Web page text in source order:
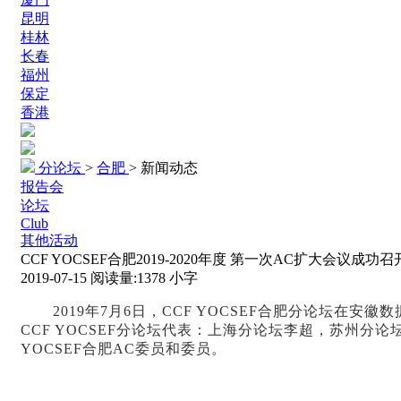
昆明
桂林
长春
福州
保定
香港
分论坛 > 合肥 > 新闻动态
报告会
论坛
Club
其他活动
CCF YOCSEF合肥2019-2020年度 第一次AC扩大会议成功召
2019-07-15 阅读量:1378 小字
2019年7月6日，CCF YOCSEF合肥分论坛在安徽
CCF YOCSEF分论坛代表：上海分论坛李超，苏州分
YOCSEF合肥AC委员和委员。